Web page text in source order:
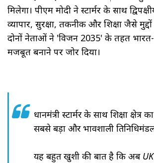
मिलेगा। पीएम मोदी ने स्टार्मर के साथ
व्यापार, सुरक्षा, तकनीक और शिक्षा जैसे मुद्दों
दोनों नेताओं ने 'विजन 2035' के तहत भारत-
मजबूत बनाने पर जोर दिया।
प्रधानमंत्री स्टार्मर के साथ शिक्षा
सबसे बड़ा और प्रभावशाली
यह बहुत खुशी की बात है कि अब UK